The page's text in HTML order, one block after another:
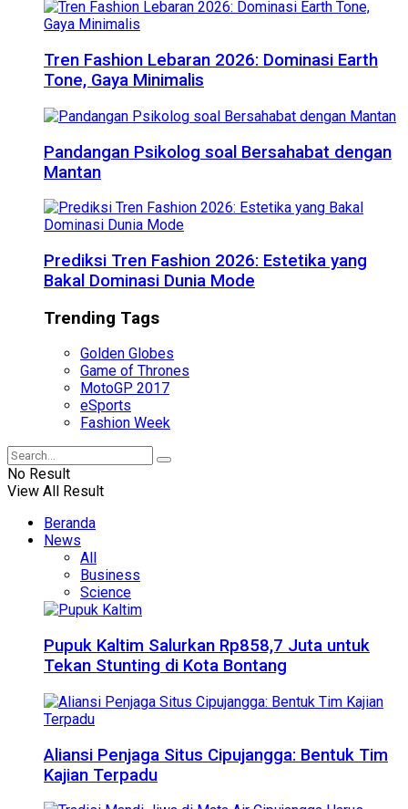
Tren Fashion Lebaran 2026: Dominasi Earth
Tone, Gaya Minimalis
Pandangan Psikolog soal Bersahabat dengan
Mantan
Prediksi Tren Fashion 2026: Estetika yang
Bakal Dominasi Dunia Mode
Trending Tags
Golden Globes
Game of Thrones
MotoGP 2017
eSports
Fashion Week
No Result
View All Result
Beranda
News
All
Business
Science
Pupuk Kaltim Salurkan Rp858,7 Juta untuk
Tekan Stunting di Kota Bontang
Aliansi Penjaga Situs Cipujangga: Bentuk Tim
Kajian Terpadu